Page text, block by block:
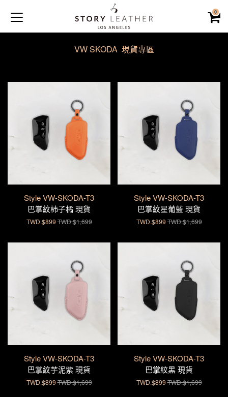
0
VW SKODA 現貨專區
Style VW-SKODA-T3
巴掌紋杮子橘 現貨
TWD.$899 TWD.$1,699
Style VW-SKODA-T3
巴掌紋星葡藍 現貨
TWD.$899 TWD.$1,699
Style VW-SKODA-T3
巴掌紋芋泥紫 現貨
TWD.$899 TWD.$1,699
Style VW-SKODA-T3
巴掌紋黑 現貨
TWD.$899 TWD.$1,699